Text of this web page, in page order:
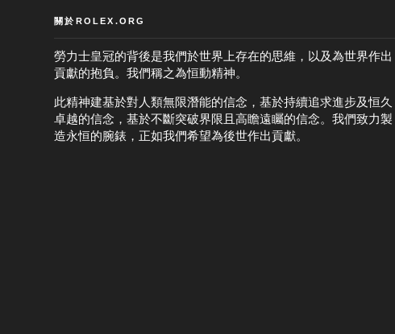
關於ROLEX.ORG
勞力士皇冠的背後是我們於世界上存在的思維，以及為世界作出
貢獻的抱負。我們稱之為恒動精神。
此精神建基於對人類無限潛能的信念，基於持續追求進步及恒久
卓越的信念，基於不斷突破界限且高瞻遠矚的信念。我們致力製
造永恒的腕錶，正如我們希望為後世作出貢獻。